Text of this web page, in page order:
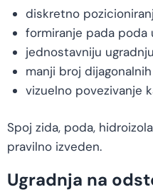
diskretno
formiranje pada poda
jednostavniju
manji broj
vizuelno povezivanje
Spoj zida, poda,
pravilno izveden.
Ugradnja na